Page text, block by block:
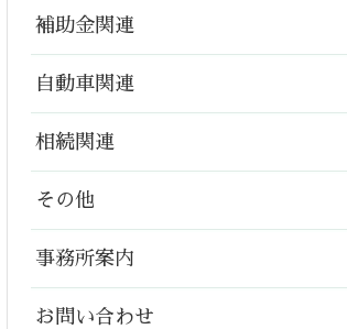
補助金関連
自動車関連
相続関連
その他
事務所案内
お問い合わせ